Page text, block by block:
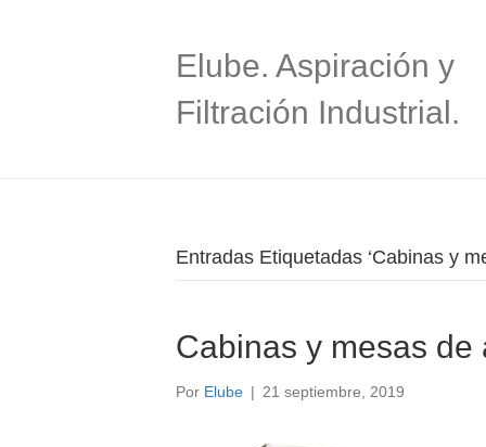
Elube. Aspiración y
Filtración Industrial.
Entradas Etiquetadas ‘Cabinas y
Cabinas y mesas
Por Elube | 21 septiembre, 2019